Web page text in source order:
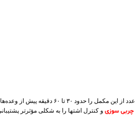
برای بهره‌مندی از اثرات مطلوب
چربی‌ سوزی و کنترل اشتها را به شکلی مؤثرتر